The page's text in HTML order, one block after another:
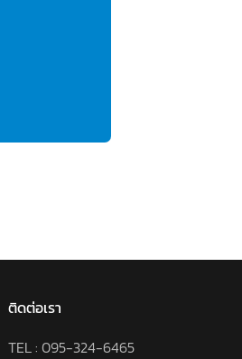
ติดต่อเรา
TEL : 095-324-6465